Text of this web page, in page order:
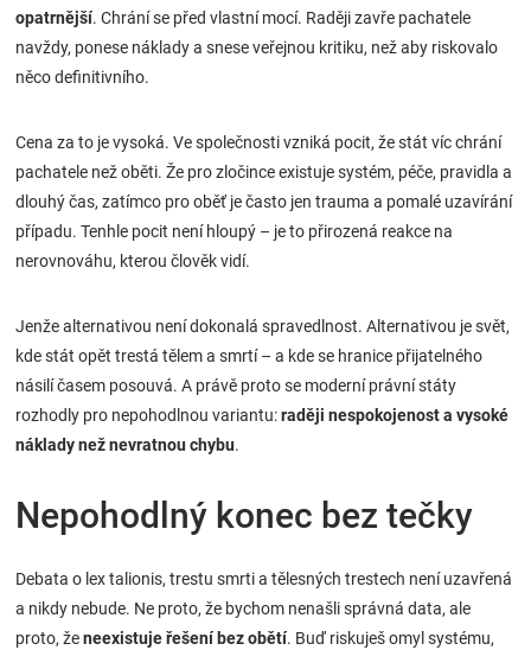
opatrnější. Chrání se před vlastní mocí. Raději zavře pachatele
navždy, ponese náklady a snese veřejnou kritiku, než aby riskovalo
něco definitivního.
Cena za to je vysoká. Ve společnosti vzniká pocit, že stát víc chrání
pachatele než oběti. Že pro zločince existuje systém, péče, pravidla a
dlouhý čas, zatímco pro oběť je často jen trauma a pomalé uzavírání
případu. Tenhle pocit není hloupý – je to přirozená reakce na
nerovnováhu, kterou člověk vidí.
Jenže alternativou není dokonalá spravedlnost. Alternativou je svět,
kde stát opět trestá tělem a smrtí – a kde se hranice přijatelného
násilí časem posouvá. A právě proto se moderní právní státy
rozhodly pro nepohodlnou variantu:raději nespokojenost a vysoké
náklady než nevratnou chybu.
Nepohodlný konec bez tečky
Debata o lex talionis, trestu smrti a tělesných trestech není uzavřená
a nikdy nebude. Ne proto, že bychom nenašli správná data, ale
proto, ženeexistuje řešení bez obětí. Buď riskuješ omyl systému,